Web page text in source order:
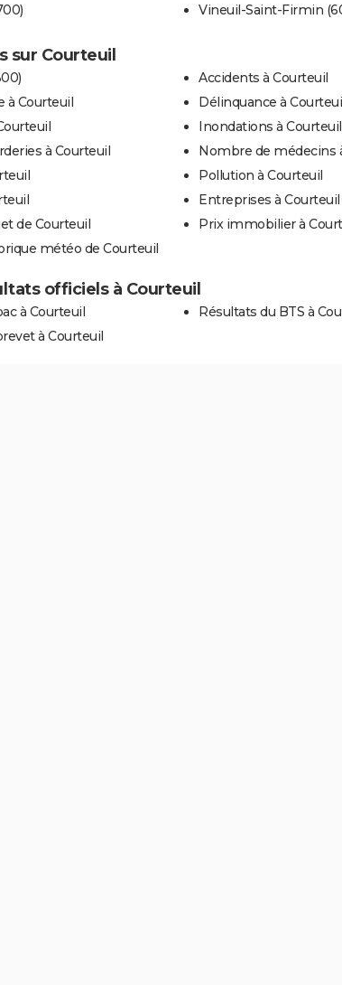
Vineuil-Saint-Firmin
sur Courteuil
à Courteuil
à Courteuil
de Courteuil
météo de Courteuil
Accidents à Courteuil
Délinquance à
Inondations à Courteuil
Nombre de médecins
Pollution à Courteuil
Entreprises à Courteuil
Prix immobilier à
officiels à Courteuil
à Courteuil
à Courteuil
Résultats du BTS à